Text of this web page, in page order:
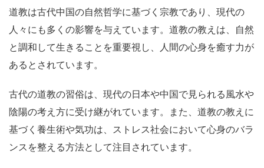
道教は古代中国の自然哲学に基づく宗教であり、現代の
人々にも多くの影響を与えています。道教の教えは、自然
と調和して生きることを重要視し、人間の心身を癒す力が
あるとされています。
古代の道教の習俗は、現代の日本や中国で見られる風水や
陰陽の考え方に受け継がれています。また、道教の教えに
基づく養生術や気功は、ストレス社会において心身のバラ
ンスを整える方法として注目されています。